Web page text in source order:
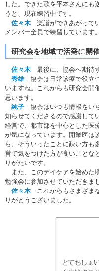
した。できた歌を平本さんにも
うと、現在練習中です。
佐々木 楽譜ができあがって
メンバー全員で練習しています。
研究会を地域で活発に開
佐々木 最後に、協会へ期待
秀雄協会は日常診療で役立
いますね。これからも研究会開
思います。
純子 協会はいつも情報をい
知らせてくださるので感謝して
経営で、都市部を中心とした医
が気になっています。開業医は
ら、そういったことに疎い方も
営で気をつけた方が良いことな
りがたいです。
また、このデイケアを始めた
勉強会に参加させていただきま
佐々木 これからもさまざま
りがとうございました。